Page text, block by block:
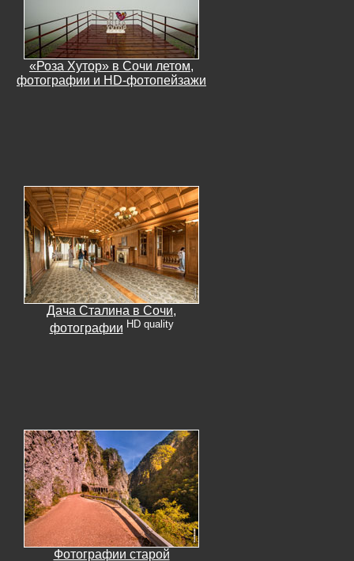
«Роза Хутор» в Сочи летом,
фотографии и HD-фотопейзажи
Дача Сталина в Сочи,
фотографии HD quality
Фотографии старой